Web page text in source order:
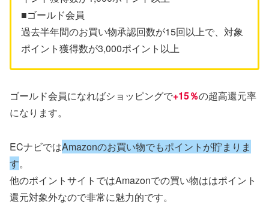
■ゴールド会員
過去半年間のお買い物承認回数が15回以上で、対象
ポイント獲得数が3,000ポイント以上
ゴールド会員になればショッピングで+15％の超高還元率
になります。
ECナビではAmazonのお買い物でもポイントが貯まりま
す。
他のポイントサイトではAmazonでの買い物ははポイント
還元対象外なので非常に魅力的です。